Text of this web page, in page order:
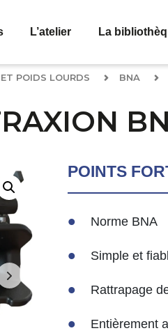
L’atelier La
POIDS LOURDS BNA
POINTS
Norme BNA
Simple et
Rattrapage
Entièrement